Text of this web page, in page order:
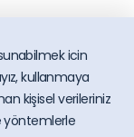
icin
kullanmaya
kişisel verileriniz
yöntemlerle